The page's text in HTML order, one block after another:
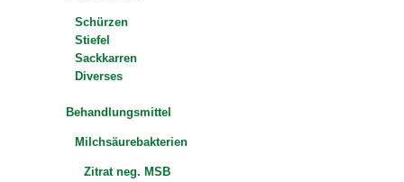
Schürzen
Stiefel
Sackkarren
Diverses
Behandlungsmittel
Milchsäurebakterien
Zitrat neg. MSB